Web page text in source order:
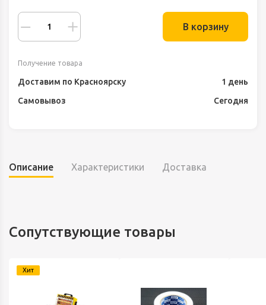
В корзину
Получение товара
Доставим по Красноярску
1 день
Самовывоз
Сегодня
Описание Характеристики Доставка
Сопутствующие товары
Хит